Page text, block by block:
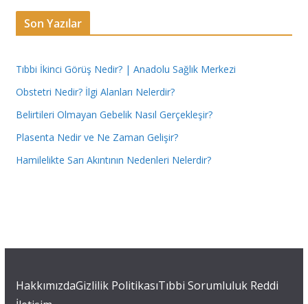
Son Yazılar
Tıbbi İkinci Görüş Nedir? | Anadolu Sağlık Merkezi
Obstetri Nedir? İlgi Alanları Nelerdir?
Belirtileri Olmayan Gebelik Nasıl Gerçekleşir?
Plasenta Nedir ve Ne Zaman Gelişir?
Hamilelikte Sarı Akıntının Nedenleri Nelerdir?
HakkımızdaGizlilik PolitikasıTıbbi Sorumluluk Reddi